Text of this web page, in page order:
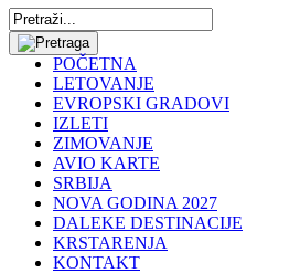
POČETNA
LETOVANJE
EVROPSKI GRADOVI
IZLETI
ZIMOVANJE
AVIO KARTE
SRBIJA
NOVA GODINA 2027
DALEKE DESTINACIJE
KRSTARENJA
KONTAKT